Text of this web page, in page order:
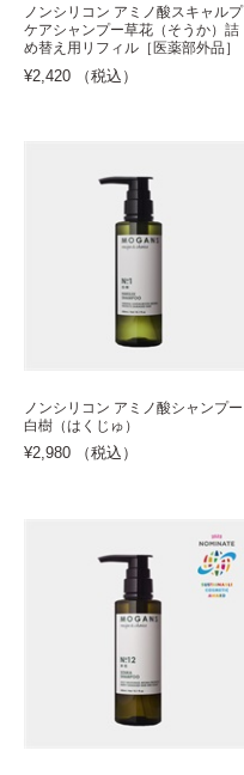
ノンシリコン アミノ酸スキャルプ
ケアシャンプー草花（そうか）詰
め替え用リフィル［医薬部外品］
¥2,420 （税込）
ノンシリコン アミノ酸シャンプー
白樹（はくじゅ）
¥2,980 （税込）